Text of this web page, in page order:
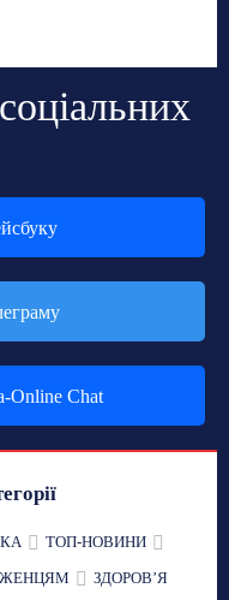
Online Chat
ТОП-НОВИНИ
ЗДОРОВʼЯ